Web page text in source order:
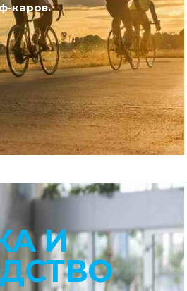
каров.
И